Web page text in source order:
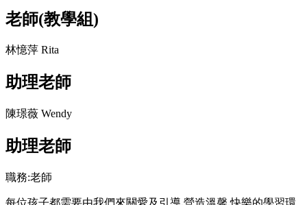
老師(教學組)
林憶萍 Rita
助理老師
陳璟薇 Wendy
助理老師
職務:老師
每位孩子都需要由我們來關愛及引導,營造溫馨.快樂的學習環